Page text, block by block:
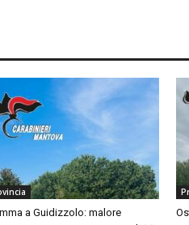
a Guidizzolo: malore